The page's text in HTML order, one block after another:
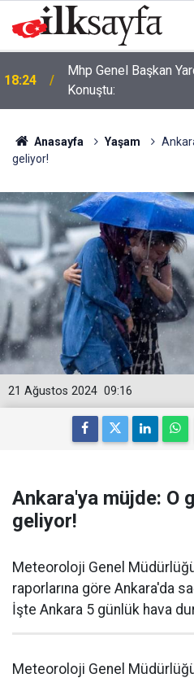
18:24
Mhp Genel Başkan
Konuştu:
Anasayfa Yaşam
geliyor!
09:16
21 Ağustos 2024
Ankara'ya müjde: O
geliyor!
Meteoroloji Genel
raporlarına göre Ankara'da
İşte Ankara 5 günlük hava
Meteoroloji Genel